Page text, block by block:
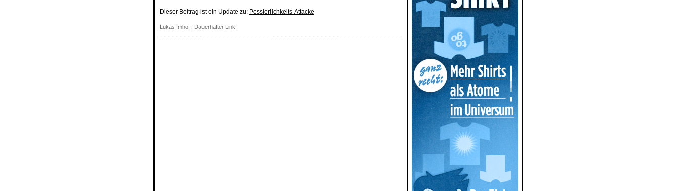
Dieser Beitrag ist ein Update zu: Possierlichkeits-Attacke
Lukas Imhof | Dauerhafter Link